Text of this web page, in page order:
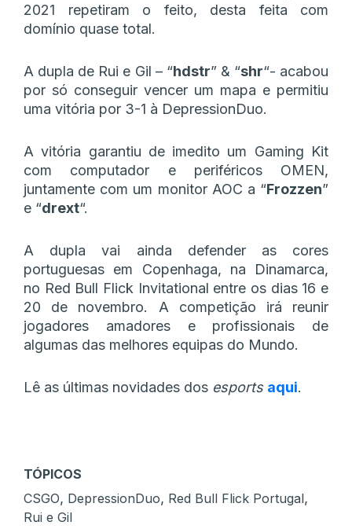
2021 repetiram o feito, desta feita com
domínio quase total.
A dupla de Rui e Gil – “hdstr” & “shr“- acabou
por só conseguir vencer um mapa e permitiu
uma vitória por 3-1 à DepressionDuo.
A vitória garantiu de imedito um Gaming Kit
com computador e periféricos OMEN,
juntamente com um monitor AOC a “Frozzen”
e “drext“.
A dupla vai ainda defender as cores
portuguesas em Copenhaga, na Dinamarca,
no Red Bull Flick Invitational entre os dias 16 e
20 de novembro. A competição irá reunir
jogadores amadores e profissionais de
algumas das melhores equipas do Mundo.
Lê as últimas novidades dos esports aqui.
TÓPICOS
CSGO, DepressionDuo, Red Bull Flick Portugal,
Rui e Gil